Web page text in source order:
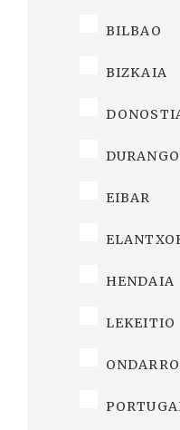
BILBAO
BIZKAIA
DURANGO
EIBAR
HENDAIA
LEKEITIO